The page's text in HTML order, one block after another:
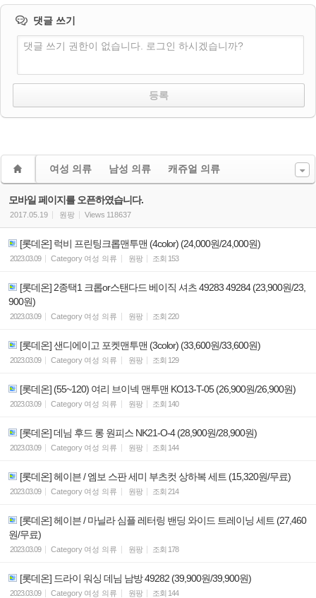
댓글 쓰기
댓글 쓰기 권한이 없습니다. 로그인 하시겠습니까?
여성 의류 남성 의류 캐쥬얼 의류
모바일 페이지를 오픈하였습니다.
2017.05.19 원팡 Views 118637
[롯데온] 럭비 프린팅크롭맨투맨 (4color) (24,000원/24,000원)
2023.03.09 Category 여성 의류 원팡 조회 153
[롯데온] 2종택1 크롭or스탠다드 베이직 셔츠 49283 49284 (23,900원/23,
900원)
2023.03.09 Category 여성 의류 원팡 조회 220
[롯데온] 샌디에이고 포켓맨투맨 (3color) (33,600원/33,600원)
2023.03.09 Category 여성 의류 원팡 조회 129
[롯데온] (55~120) 여리 브이넥 맨투맨 KO13-T-05 (26,900원/26,900원)
2023.03.09 Category 여성 의류 원팡 조회 140
[롯데온] 데님 후드 롱 원피스 NK21-O-4 (28,900원/28,900원)
2023.03.09 Category 여성 의류 원팡 조회 144
[롯데온] 헤이븐 / 엠보 스판 세미 부츠컷 상하복 세트 (15,320원/무료)
2023.03.09 Category 여성 의류 원팡 조회 214
[롯데온] 헤이븐 / 마닐라 심플 레터링 밴딩 와이드 트레이닝 세트 (27,460
원/무료)
2023.03.09 Category 여성 의류 원팡 조회 178
[롯데온] 드라이 워싱 데님 남방 49282 (39,900원/39,900원)
2023.03.09 Category 여성 의류 원팡 조회 144